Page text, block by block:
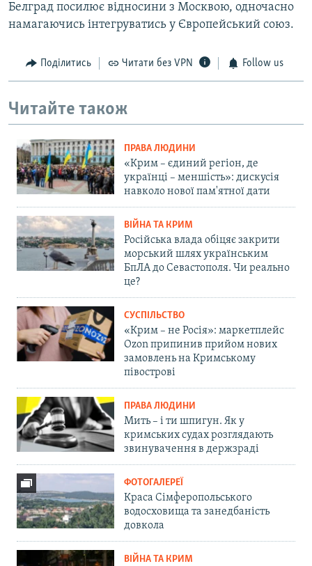
Белград посилює відносини з Москвою, одночасно
намагаючись інтегруватись у Європейський союз.
Поділитись Читати без VPN Follow us
Читайте також
ПРАВА ЛЮДИНИ
«Крим – єдиний регіон, де
українці – меншість»: дискусія
навколо нової пам'ятної дати
ВІЙНА ТА КРИМ
Російська влада обіцяє закрити
морський шлях українським
БпЛА до Севастополя. Чи реально
це?
СУСПІЛЬСТВО
«Крим – не Росія»: маркетплейс
Ozon припинив прийом нових
замовлень на Кримському
півострові
ПРАВА ЛЮДИНИ
Мить – і ти шпигун. Як у
кримських судах розглядають
звинувачення в держзраді
ФОТОГАЛЕРЕЇ
Краса Сімферопольського
водосховища та занедбаність
довкола
ВІЙНА ТА КРИМ